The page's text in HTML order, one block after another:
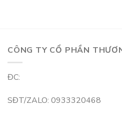
CÔNG TY CỔ PHẦN
ĐC:
SĐT/ZALO: 0933320468